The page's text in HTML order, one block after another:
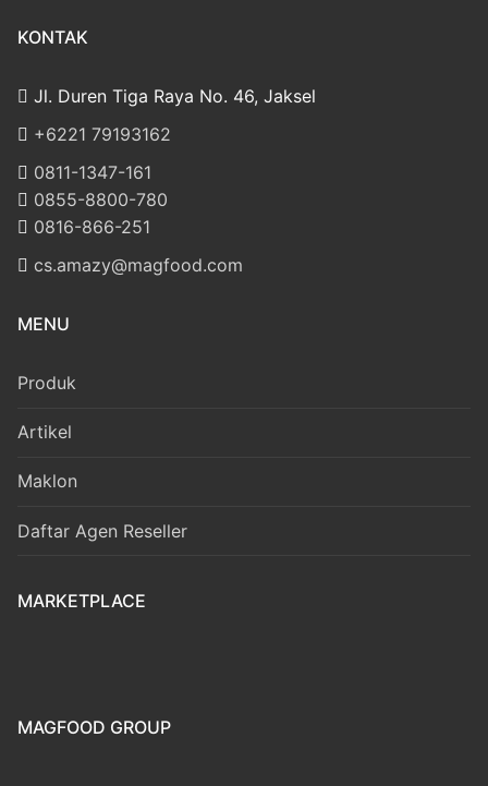
KONTAK
Jl. Duren Tiga Raya No. 46, Jaksel
‎+6221 79193162
‪0811-1347-161
‪0855-8800-780
‪0816-866-251
cs.amazy@magfood.com
MENU
Produk
Artikel
Maklon
Daftar Agen Reseller
MARKETPLACE
MAGFOOD GROUP